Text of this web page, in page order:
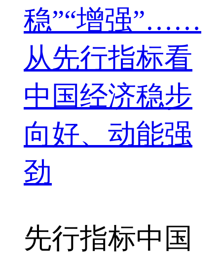
稳”“增强”……
从先行指标看
中国经济稳步
向好、动能强
劲
先行指标中国